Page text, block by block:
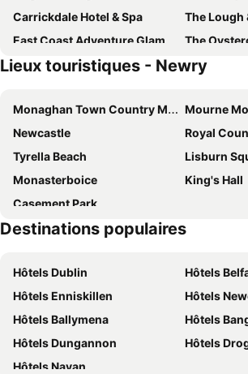
Carrickdale Hotel & Spa
The Lough &
East Coast Adventure Glamping
The
Ballymascanlon Hotel and Golf Resort
Mc Kevitts
Belmont House Hotel
Grove
Blackwell House
Hotel
Lieux touristiques - Newry
Monaghan Town Country Music Festival
Mourne
Newcastle
Royal
Tyrella Beach
Lisburn
Monasterboice
King's Hall
Casement Park
Destinations populaires
Hôtels Dublin
Hôtels
Hôtels Enniskillen
Hôtels
Hôtels Ballymena
Hôtels
Hôtels Dungannon
Hôtels
Hôtels Navan